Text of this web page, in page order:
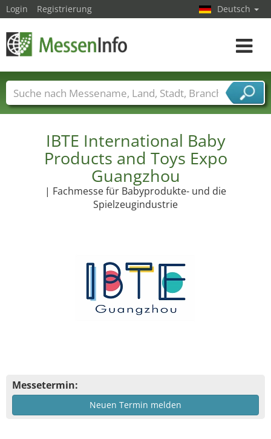
IBTE International Baby
Products and Toys Expo
Guangzhou
| Fachmesse für Babyprodukte- und die
Spielzeugindustrie
Messetermin:
Neuen Termin melden
Login Registrierung Deutsch
Toggle
Messenamen Länder Städte
Branchen